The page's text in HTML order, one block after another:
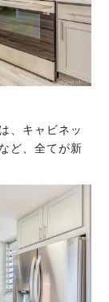
、キャビネッ
ど、全てが新